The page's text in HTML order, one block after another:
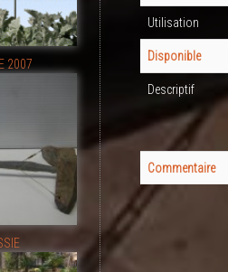
2007
Utilisation
Disponible
Descriptif
Commentaire